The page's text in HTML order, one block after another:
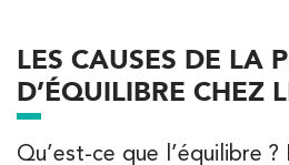
LES CAUSES DE LA
D’ÉQUILIBRE CHEZ
Qu’est-ce que l’équilibre ?